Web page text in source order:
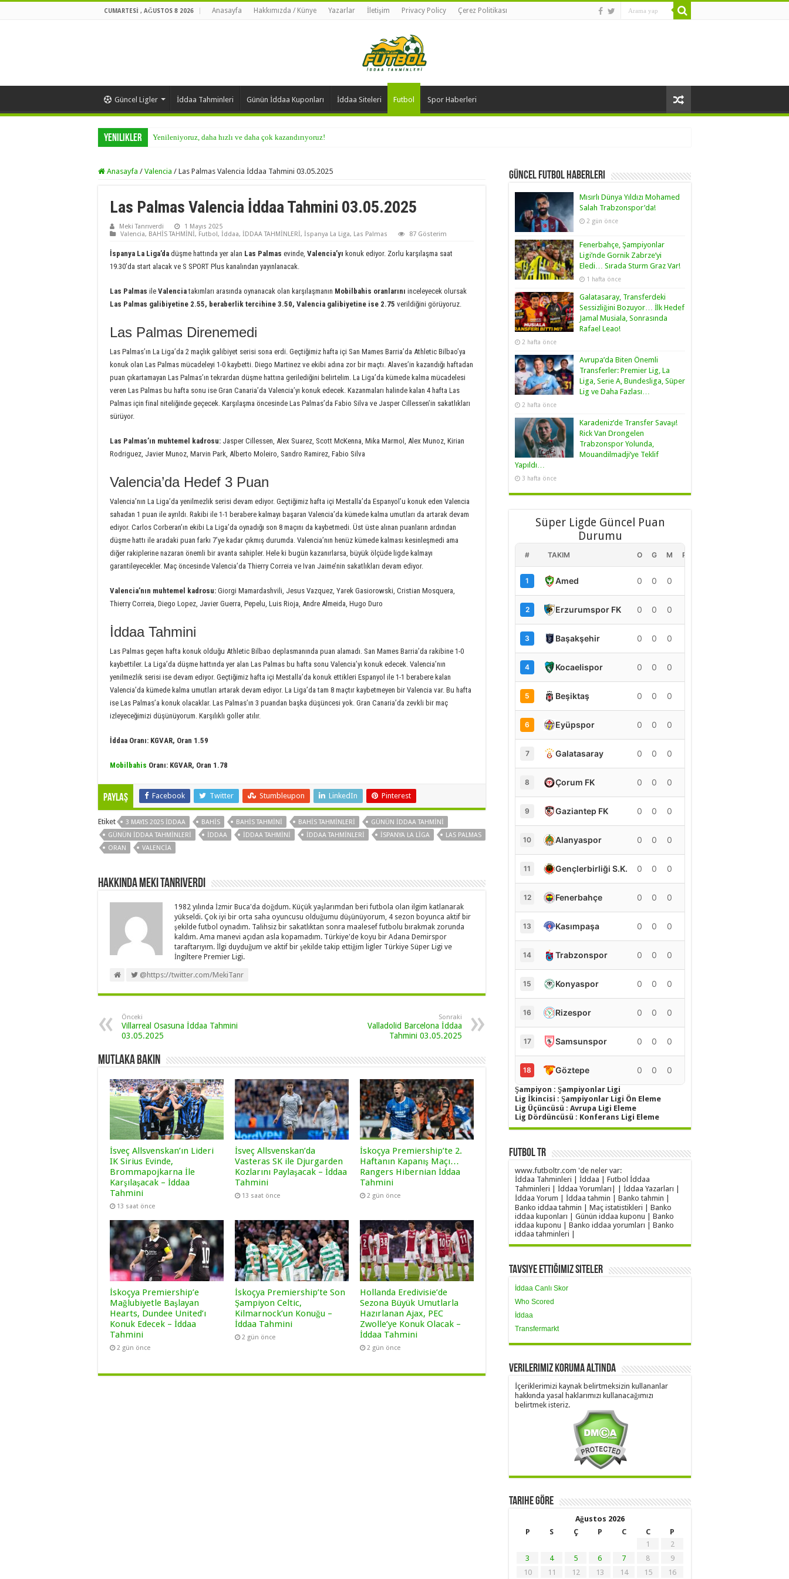
CUMARTESI , AĞUSTOS 8 2026 Anasayfa Hakkımızda / Künye Yazarlar İletişim Privacy Policy Çerez Politikası
Güncel Ligler İddaa Tahminleri Günün İddaa Kuponları İddaa Siteleri Futbol Spor Haberleri
Yenilikler Yenileniyoruz, daha hızlı ve daha çok kazandırıyoruz!
Anasayfa / Valencia / Las Palmas Valencia İddaa Tahmini 03.05.2025
Las Palmas Valencia İddaa Tahmini 03.05.2025
Meki Tanrıverdi
1 Mayıs 2025
Valencia, BAHİS TAHMİNİ, Futbol, İddaa, İDDAA TAHMİNLERİ, İspanya La Liga, Las Palmas 87 Gösterim
İspanya La Liga’da düşme hattında yer alan Las Palmas evinde, Valencia’yı konuk ediyor. Zorlu karşılaşma saat
19.30’da start alacak ve S SPORT Plus kanalından yayınlanacak.
Las Palmas ile Valenciatakımları arasında oynanacak olan karşılaşmanın Mobilbahis oranlarını inceleyecek olursak
Las Palmas galibiyetine 2.55, beraberlik tercihine 3.50, Valencia galibiyetine ise 2.75 verildiğini görüyoruz.
Las Palmas Direnemedi
Las Palmas’ın La Liga’da 2 maçlık galibiyet serisi sona erdi. Geçtiğimiz hafta içi San Mames Barria’da Athletic Bilbao’ya
konuk olan Las Palmas mücadeleyi 1-0 kaybetti. Diego Martinez ve ekibi adına zor bir maçtı. Alaves’in kazandığı haftadan
puan çıkartamayan Las Palmas’ın tekrardan düşme hattına gerilediğini belirtelim. La Liga’da kümede kalma mücadelesi
veren Las Palmas bu hafta sonu ise Gran Canaria’da Valencia’yı konuk edecek. Kazanmaları halinde kalan 4 hafta Las
Palmas için final niteliğinde geçecek. Karşılaşma öncesinde Las Palmas’da Fabio Silva ve Jasper Cillessen’in sakatlıkları
sürüyor.
Las Palmas’ın muhtemel kadrosu: Jasper Cillessen, Alex Suarez, Scott McKenna, Mika Marmol, Alex Munoz, Kirian
Rodriguez, Javier Munoz, Marvin Park, Alberto Moleiro, Sandro Ramirez, Fabio Silva
Valencia’da Hedef 3 Puan
Valencia’nın La Liga’da yenilmezlik serisi devam ediyor. Geçtiğimiz hafta içi Mestalla’da Espanyol’u konuk eden Valencia
sahadan 1 puan ile ayrıldı. Rakibi ile 1-1 berabere kalmayı başaran Valencia’da kümede kalma umutları da artarak devam
ediyor. Carlos Corberan’ın ekibi La Liga’da oynadığı son 8 maçını da kaybetmedi. Üst üste alınan puanların ardından
düşme hattı ile aradaki puan farkı 7’ye kadar çıkmış durumda. Valencia’nın henüz kümede kalması kesinleşmedi ama
diğer rakiplerine nazaran önemli bir avanta sahipler. Hele ki bugün kazanırlarsa, büyük ölçüde ligde kalmayı
garantileyecekler. Maç öncesinde Valencia’da Thierry Correia ve Ivan Jaime’nin sakatlıkları devam ediyor.
Valencia’nın muhtemel kadrosu: Giorgi Mamardashvili, Jesus Vazquez, Yarek Gasiorowski, Cristian Mosquera,
Thierry Correia, Diego Lopez, Javier Guerra, Pepelu, Luis Rioja, Andre Almeida, Hugo Duro
İddaa Tahmini
Las Palmas geçen hafta konuk olduğu Athletic Bilbao deplasmanında puan alamadı. San Mames Barria’da rakibine 1-0
kaybettiler. La Liga’da düşme hattında yer alan Las Palmas bu hafta sonu Valencia’yı konuk edecek. Valencia’nın
yenilmezlik serisi ise devam ediyor. Geçtiğimiz hafta içi Mestalla’da konuk ettikleri Espanyol ile 1-1 berabere kalan
Valencia’da kümede kalma umutları artarak devam ediyor. La Liga’da tam 8 maçtır kaybetmeyen bir Valencia var. Bu hafta
ise Las Palmas’a konuk olacaklar. Las Palmas’ın 3 puandan başka düşüncesi yok. Gran Canaria’da zevkli bir maç
izleyeceğimizi düşünüyorum. Karşılıklı goller atılır.
İddaa Oranı: KGVAR, Oran 1.59
Mobilbahis Oranı: KGVAR, Oran 1.78
Paylaş Facebook Twitter Stumbleupon LinkedIn Pinterest
Etiket 3 MAYIS 2025 İDDAA BAHIS BAHIS TAHMINI BAHIS TAHMINLERI
GÜNÜN IDDAA TAHMINI
GÜNÜN IDDAA TAHMINLERI
IDDAA IDDAA TAHMINI IDDAA TAHMINLERI ISPANYA LA LIGA
LAS PALMAS
ORAN
VALENCIA
Hakkında Meki Tanrıverdi
1982 yılında İzmir Buca'da doğdum. Küçük yaşlarımdan beri futbola olan ilgim katlanarak
yükseldi. Çok iyi bir orta saha oyuncusu olduğumu düşünüyorum, 4 sezon boyunca aktif bir
şekilde futbol oynadım. Talihsiz bir sakatlıktan sonra maalesef futbolu bırakmak zorunda
kaldım. Ama manevi açıdan asla kopamadım. Türkiye'de koyu bir Adana Demirspor
taraftarıyım. İlgi duyduğum ve aktif bir şekilde takip ettiğim ligler Türkiye Süper Ligi ve
İngiltere Premier Ligi.
@https://twitter.com/MekiTanr
Önceki
Villarreal Osasuna İddaa Tahmini
03.05.2025
Sonraki
Valladolid Barcelona İddaa
Tahmini 03.05.2025
Mutlaka Bakın
İsveç Allsvenskan’ın Lideri
IK Sirius Evinde,
Brommapojkarna İle
Karşılaşacak – İddaa
Tahmini
13 saat önce
İsveç Allsvenskan’da
Vasteras SK ile Djurgarden
Kozlarını Paylaşacak – İddaa
Tahmini
13 saat önce
İskoçya Premiership’te 2.
Haftanın Kapanış Maçı…
Rangers Hibernian İddaa
Tahmini
2 gün önce
İskoçya Premiership’e
Mağlubiyetle Başlayan
Hearts, Dundee United’ı
Konuk Edecek – İddaa
Tahmini
2 gün önce
İskoçya Premiership’te Son
Şampiyon Celtic,
Kilmarnock’un Konuğu –
İddaa Tahmini
2 gün önce
Hollanda Eredivisie’de
Sezona Büyük Umutlarla
Hazırlanan Ajax, PEC
Zwolle’ye Konuk Olacak –
İddaa Tahmini
2 gün önce
Güncel Futbol Haberleri
Mısırlı Dünya Yıldızı Mohamed
Salah Trabzonspor’da!
2 gün önce
Fenerbahçe, Şampiyonlar
Ligi’nde Gornik Zabrze’yi
Eledi… Sırada Sturm Graz Var!
1 hafta önce
Galatasaray, Transferdeki
Sessizliğini Bozuyor… İlk Hedef
Jamal Musiala, Sonrasında
Rafael Leao!
2 hafta önce
Avrupa’da Biten Önemli
Transferler: Premier Lig, La
Liga, Serie A, Bundesliga, Süper
Lig ve Daha Fazlası…
2 hafta önce
Karadeniz’de Transfer Savaşı!
Rick Van Drongelen
Trabzonspor Yolunda,
Mouandilmadji’ye Teklif
Yapıldı…
3 hafta önce
Süper Ligde Güncel Puan
Durumu
# TAKIM O G M PUAN
1 Amed 0 0 0
2 Erzurumspor FK 0 0 0
3 Başakşehir 0 0 0
4 Kocaelispor 0 0 0
5 Beşiktaş 0 0 0
6 Eyüpspor 0 0 0
7 Galatasaray 0 0 0
8 Çorum FK 0 0 0
9 Gaziantep FK 0 0 0
10 Alanyaspor 0 0 0
11 Gençlerbirliği S.K. 0 0 0
12 Fenerbahçe 0 0 0
13 Kasımpaşa 0 0 0
14 Trabzonspor 0 0 0
15 Konyaspor 0 0 0
16 Rizespor 0 0 0
17 Samsunspor 0 0 0
18 Göztepe 0 0 0
Şampiyon : Şampiyonlar Ligi
Lig İkincisi : Şampiyonlar Ligi Ön Eleme
Lig Üçüncüsü : Avrupa Ligi Eleme
Lig Dördüncüsü : Konferans Ligi Eleme
Futbol TR
www.futboltr.com 'de neler var:
İddaa Tahminleri | İddaa | Futbol İddaa
Tahminleri | İddaa Yorumları| | İddaa Yazarları |
İddaa Yorum | İddaa tahmin | Banko tahmin |
Banko iddaa tahmin | Maç istatistikleri | Banko
iddaa kuponları | Günün iddaa kuponu | Banko
iddaa kuponu | Banko iddaa yorumları | Banko
iddaa tahminleri |
Tavsiye Ettiğimiz Siteler
İddaa Canlı Skor
Who Scored
İddaa
Transfermarkt
Verilerimiz Koruma Altında
İçeriklerimizi kaynak belirtmeksizin kullananlar
hakkında yasal haklarımızı kullanacağımızı
belirtmek isteriz.
Tarihe Göre
Ağustos 2026
P
S Ç P C C
P
1
2
3
4 5 6 7 8
9
10
11 12 13 14 15
16